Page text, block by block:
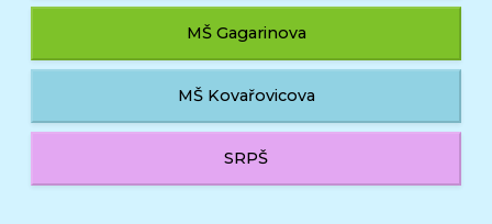
MŠ Gagarinova
MŠ Kovařovicova
SRPŠ